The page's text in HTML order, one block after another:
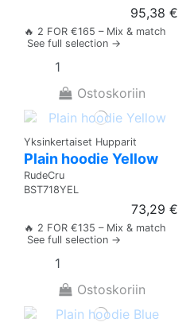
95,38 €
🔥 2 FOR €165 – Mix & match
See full selection →
Ostoskoriin
Yksinkertaiset Hupparit
Plain hoodie Yellow
RudeCru
BST718YEL
73,29 €
🔥 2 FOR €135 – Mix & match
See full selection →
Ostoskoriin